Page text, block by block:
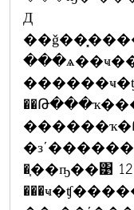
Д
�֧��ҧ��͹ 12